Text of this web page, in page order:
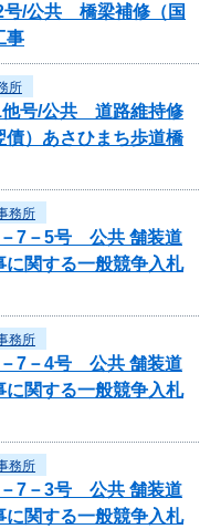
号/公共 橋梁補修（国
事
所
他号/公共 道路維持修
）あさひまち歩道橋
務所
－7－5号 公共 舗装道
関する一般競争入札
務所
－7－4号 公共 舗装道
関する一般競争入札
務所
－7－3号 公共 舗装道
関する一般競争入札